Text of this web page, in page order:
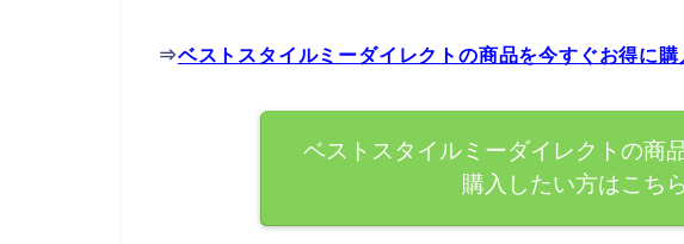
⇒ベストスタイルミーダイレクトの商品を今すぐお得に購
ベストスタイルミーダイレクトの商
購入したい方はこちら